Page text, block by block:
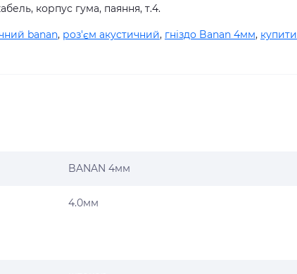
корпус гума, паяння, т.4.
banan, роз'єм акустичний, гніздо Banan 4мм, купити
BANAN 4мм
4.0мм